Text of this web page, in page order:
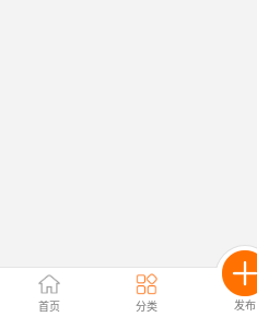
首页 分类 发布